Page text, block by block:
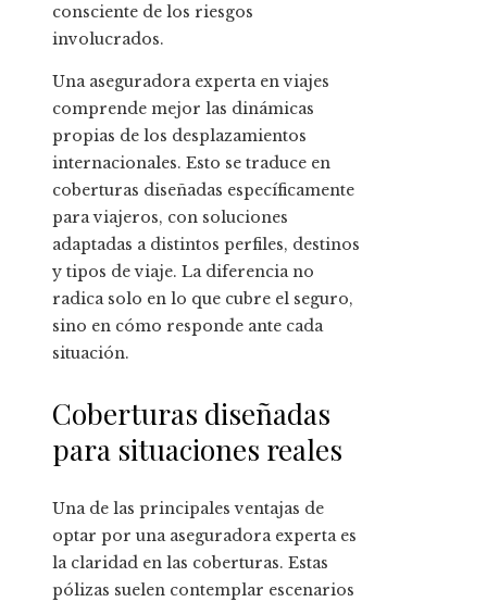
consciente de los riesgos
involucrados.
Una aseguradora experta en viajes
comprende mejor las dinámicas
propias de los desplazamientos
internacionales. Esto se traduce en
coberturas diseñadas específicamente
para viajeros, con soluciones
adaptadas a distintos perfiles, destinos
y tipos de viaje. La diferencia no
radica solo en lo que cubre el seguro,
sino en cómo responde ante cada
situación.
Coberturas diseñadas
para situaciones reales
Una de las principales ventajas de
optar por una aseguradora experta es
la claridad en las coberturas. Estas
pólizas suelen contemplar escenarios